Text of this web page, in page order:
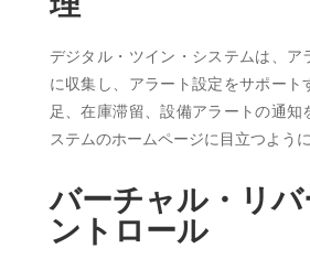
デジタル・ツイン・システムは、ア
に収集し、アラート設定をサポート
足、在庫滞留、設備アラートの通知
ステムのホームページに目立つよう
バーチャル・リバ
ントロール